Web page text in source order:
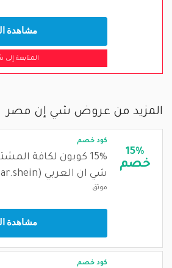
مشاهدة
المتابعة
المزيد من عروض شي إن مصر
15%
خصم
كود خصم
15% كوبون لكافة
شي ان العربي (ar.shein)
موثق
مشاهدة
كود خصم